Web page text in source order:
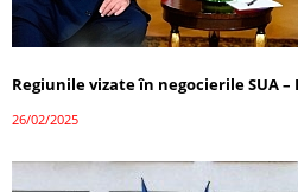
Regiunile vizate în negocierile SUA
26/02/2025